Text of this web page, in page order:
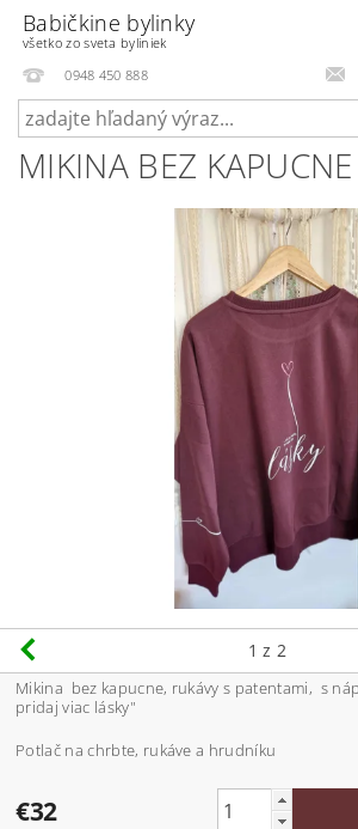
Babičkine bylinky
všetko zo sveta byliniek
0948 450 888
MIKINA BEZ KAPUCNE
1 z 2
Mikina bez kapucne, rukávy s patentami, s
pridaj viac lásky"
Potlač na chrbte, rukáve a hrudníku
€32